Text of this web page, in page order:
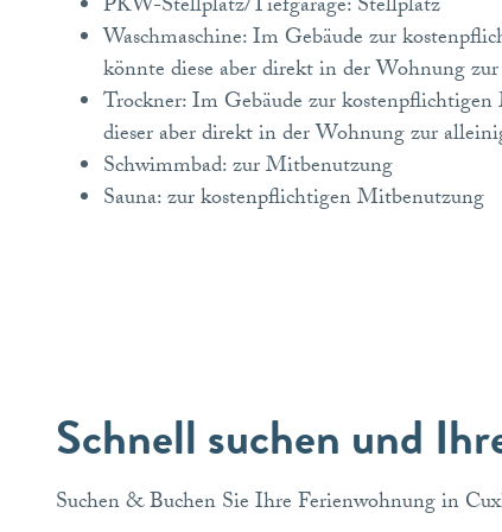
PKW-Stellplatz/Tiefgarage: Stellplatz
Waschmaschine: Im Gebäude zur
könnte diese aber direkt in der Wohnung
Trockner: Im Gebäude zur
dieser aber direkt in der Wohnung zur
Schwimmbad: zur Mitbenutzung
Sauna: zur kostenpflichtigen Mitbenutzung
Schnell suchen und
Suchen & Buchen Sie Ihre Ferienwohnung in